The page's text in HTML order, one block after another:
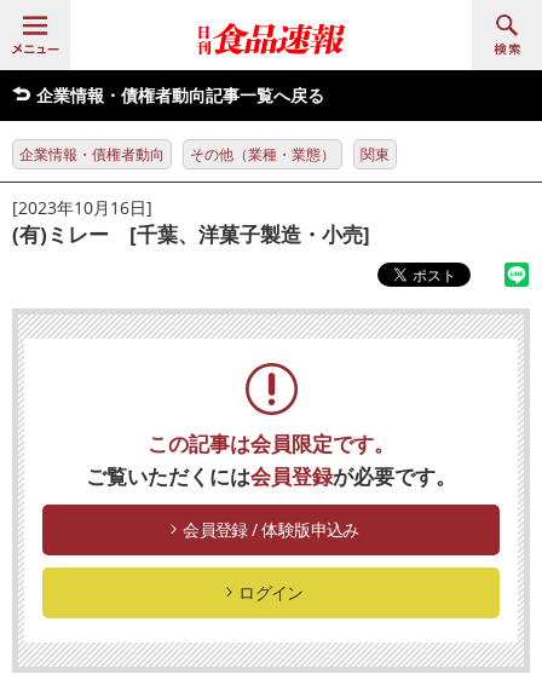
企業情報・債権者動向記事一覧へ戻る
企業情報・債権者動向 その他（業種・業態） 関東
[2023年10月16日]
(有)ミレー [千葉、洋菓子製造・小売]
この記事は会員限定です。
ご覧いただくには会員登録が必要です。
会員登録 / 体験版申込み
ログイン